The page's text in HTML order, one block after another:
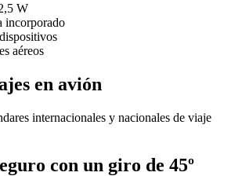
W
incorporado
aéreos
en avión
internacionales y nacionales de viaje
con un giro de 45º